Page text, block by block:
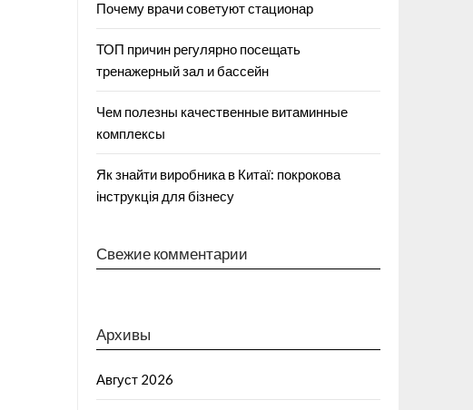
Почему врачи советуют стационар
ТОП причин регулярно посещать
тренажерный зал и бассейн
Чем полезны качественные витаминные
комплексы
Як знайти виробника в Китаї: покрокова
інструкція для бізнесу
Свежие комментарии
Архивы
Август 2026